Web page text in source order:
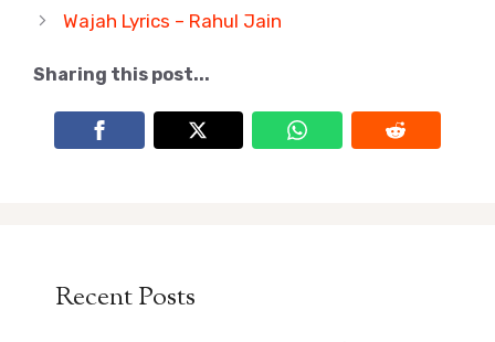
Wajah Lyrics – Rahul Jain
Sharing this post...
Recent Posts